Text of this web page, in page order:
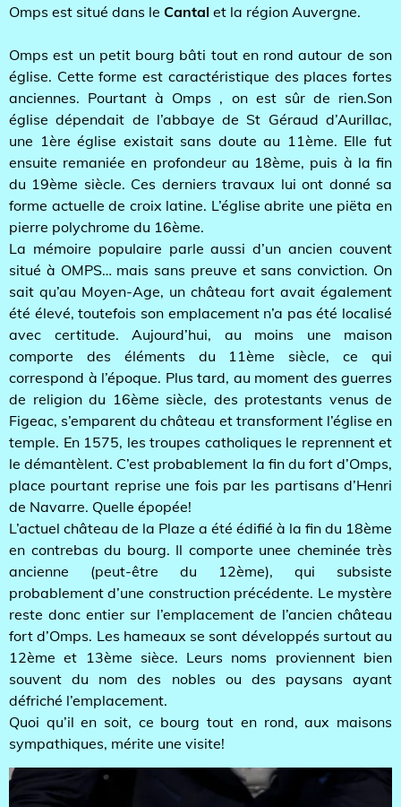
Omps est situé dans le Cantal et la région Auvergne.
Omps est un petit bourg bâti tout en rond autour de son
église. Cette forme est caractéristique des places fortes
anciennes. Pourtant à Omps , on est sûr de rien.Son
église dépendait de l’abbaye de St Géraud d’Aurillac,
une 1ère église existait sans doute au 11ème. Elle fut
ensuite remaniée en profondeur au 18ème, puis à la fin
du 19ème siècle. Ces derniers travaux lui ont donné sa
forme actuelle de croix latine. L’église abrite une piëta en
pierre polychrome du 16ème.
La mémoire populaire parle aussi d’un ancien couvent
situé à OMPS… mais sans preuve et sans conviction. On
sait qu’au Moyen-Age, un château fort avait également
été élevé, toutefois son emplacement n’a pas été localisé
avec certitude. Aujourd’hui, au moins une maison
comporte des éléments du 11ème siècle, ce qui
correspond à l’époque. Plus tard, au moment des guerres
de religion du 16ème siècle, des protestants venus de
Figeac, s’emparent du château et transforment l’église en
temple. En 1575, les troupes catholiques le reprennent et
le démantèlent. C’est probablement la fin du fort d’Omps,
place pourtant reprise une fois par les partisans d’Henri
de Navarre. Quelle épopée!
L’actuel château de la Plaze a été édifié à la fin du 18ème
en contrebas du bourg. Il comporte unee cheminée très
ancienne (peut-être du 12ème), qui subsiste
probablement d’une construction précédente. Le mystère
reste donc entier sur l’emplacement de l’ancien château
fort d’Omps. Les hameaux se sont développés surtout au
12ème et 13ème sièce. Leurs noms proviennent bien
souvent du nom des nobles ou des paysans ayant
défriché l’emplacement.
Quoi qu’il en soit, ce bourg tout en rond, aux maisons
sympathiques, mérite une visite!